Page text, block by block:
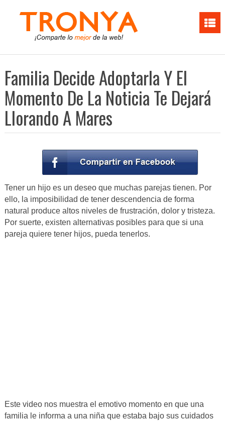
Familia Decide Adoptarla Y El
Momento De La Noticia Te Dejará
Llorando A Mares
Tener un hijo es un deseo que muchas parejas tienen. Por
ello, la imposibilidad de tener descendencia de forma
natural produce altos niveles de frustración, dolor y tristeza.
Por suerte, existen alternativas posibles para que si una
pareja quiere tener hijos, pueda tenerlos.
Este video nos muestra el emotivo momento en que una
familia le informa a una niña que estaba bajo sus cuidados